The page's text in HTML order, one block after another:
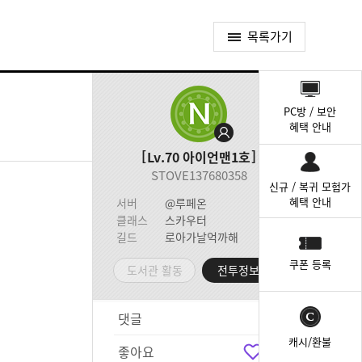
목록가기
Lv.70아이언맨1호
STOVE137680358
서버
@루페온
클래스
스카우터
길드
로아가날억까해
도서관 활동 전투정보실
댓글
좋아요
PC방 / 보안
혜택 안내
신규 / 복귀 모험가
혜택 안내
쿠폰 등록
캐시/환불